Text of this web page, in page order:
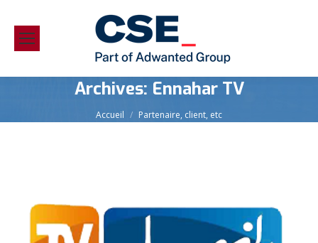
Archives: Ennahar TV
Vous êtes ici :
Accueil Partenaire, client, etc